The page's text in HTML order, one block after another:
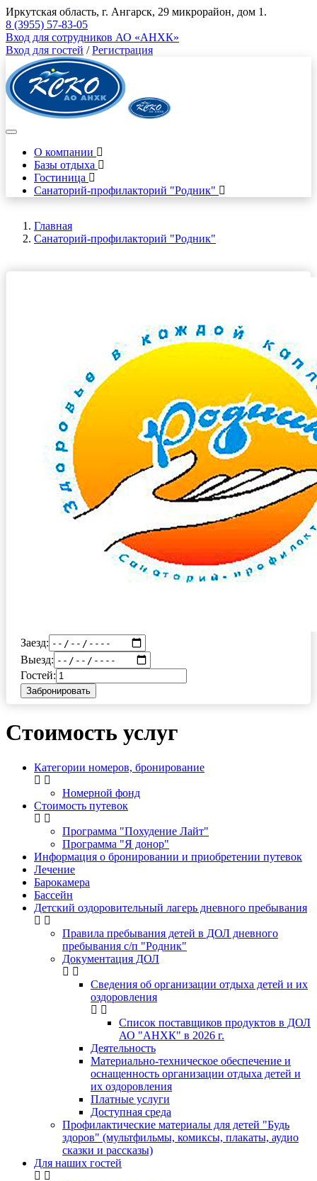
Иркутская область, г. Ангарск, 29 микрорайон, дом 1.
8 (3955) 57-83-05
Вход для сотрудников АО «АНХК»
Вход для гостей /Регистрация
О компании
Базы отдыха
Гостиница
Санаторий-профилакторий "Родник"
Главная
Санаторий-профилакторий "Родник"
Заезд:
Выезд:
Гостей:
Забронировать
Стоимость услуг
Категории номеров, бронирование
Номерной фонд
Стоимость путевок
Программа "Похудение Лайт"
Программа "Я донор"
Информация о бронировании и приобретении путевок
Лечение
Барокамера
Бассейн
Детский оздоровительный лагерь дневного пребывания
Правила пребывания детей в ДОЛ дневного
пребывания с/п "Родник"
Документация ДОЛ
Сведения об организации отдыха детей и их
оздоровления
Список поставщиков продуктов в ДОЛ
АО "АНХК" в 2026 г.
Деятельность
Материально-техническое обеспечение и
оснащенность организации отдыха детей и
их оздоровления
Платные услуги
Доступная среда
Профилактические материалы для детей "Будь
здоров" (мультфильмы, комиксы, плакаты, аудио
сказки и рассказы)
Для наших гостей